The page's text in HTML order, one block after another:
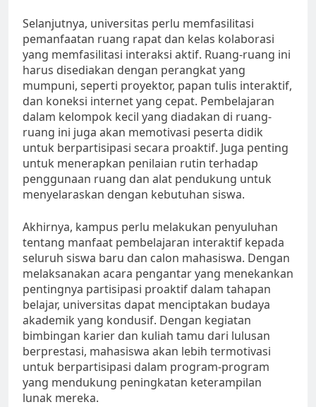
Selanjutnya, universitas perlu memfasilitasi
pemanfaatan ruang rapat dan kelas kolaborasi
yang memfasilitasi interaksi aktif. Ruang-ruang ini
harus disediakan dengan perangkat yang
mumpuni, seperti proyektor, papan tulis interaktif,
dan koneksi internet yang cepat. Pembelajaran
dalam kelompok kecil yang diadakan di ruang-
ruang ini juga akan memotivasi peserta didik
untuk berpartisipasi secara proaktif. Juga penting
untuk menerapkan penilaian rutin terhadap
penggunaan ruang dan alat pendukung untuk
menyelaraskan dengan kebutuhan siswa.
Akhirnya, kampus perlu melakukan penyuluhan
tentang manfaat pembelajaran interaktif kepada
seluruh siswa baru dan calon mahasiswa. Dengan
melaksanakan acara pengantar yang menekankan
pentingnya partisipasi proaktif dalam tahapan
belajar, universitas dapat menciptakan budaya
akademik yang kondusif. Dengan kegiatan
bimbingan karier dan kuliah tamu dari lulusan
berprestasi, mahasiswa akan lebih termotivasi
untuk berpartisipasi dalam program-program
yang mendukung peningkatan keterampilan
lunak mereka.